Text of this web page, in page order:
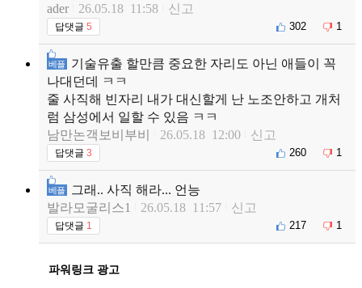
ader
26.05.18 11:58 신고
답댓글 5 302 1
베플
기술유출 할만큼 중요한 자리도 아닌 애들이 꼭
나대던데 ㅋㅋ
줄 사직해 빈자리 내가 대신할게 난 노조안하고 개처
럼 삼성에서 일할 수 있음 ㅋㅋ
남만논객보비부비
26.05.18 12:00 신고
답댓글 3 260 1
베플
그래.. 사직 해라... 언능
발라모굴리스1
26.05.18 11:57 신고
답댓글 1 217 1
파워링크 광고